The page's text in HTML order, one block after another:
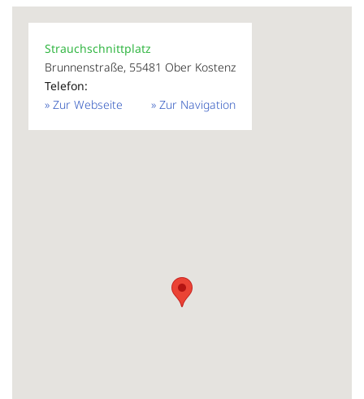
Strauchschnittplatz
Brunnenstraße, 55481 Ober Kostenz
Telefon:
» Zur Navigation
» Zur Webseite